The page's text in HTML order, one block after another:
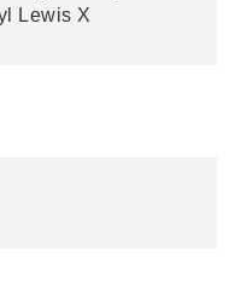
Lewis X